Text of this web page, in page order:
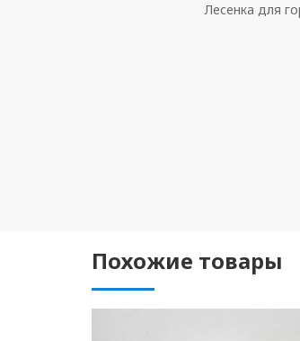
Лесенка для
Похожие товары